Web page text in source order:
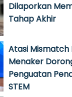
Dilaporkan
Tahap Akhir
Atasi Mismatch
Menaker
Penguatan
STEM